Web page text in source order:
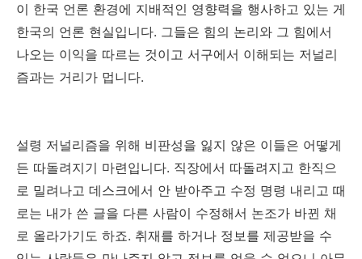
이 한국 언론 환경에 지배적인 영향력을 행사하고 있는 게
한국의 언론 현실입니다. 그들은 힘의 논리와 그 힘에서
나오는 이익을 따르는 것이고 서구에서 이해되는 저널리
즘과는 거리가 멉니다.
설령 저널리즘을 위해 비판성을 잃지 않은 이들은 어떻게
든 따돌려지기 마련입니다. 직장에서 따돌려지고 한직으
로 밀려나고 데스크에서 안 받아주고 수정 명령 내리고 때
로는 내가 쓴 글을 다른 사람이 수정해서 논조가 바뀐 채
로 올라가기도 하죠. 취재를 하거나 정보를 제공받을 수